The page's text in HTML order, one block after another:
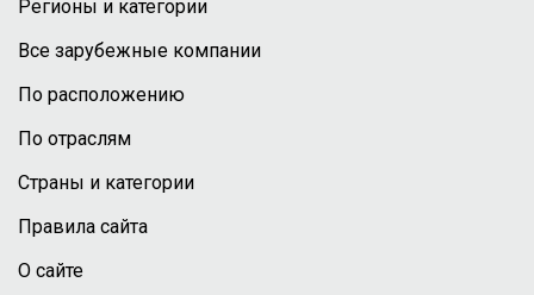
Регионы и категории
Все зарубежные компании
По расположению
По отраслям
Страны и категории
Правила сайта
О сайте